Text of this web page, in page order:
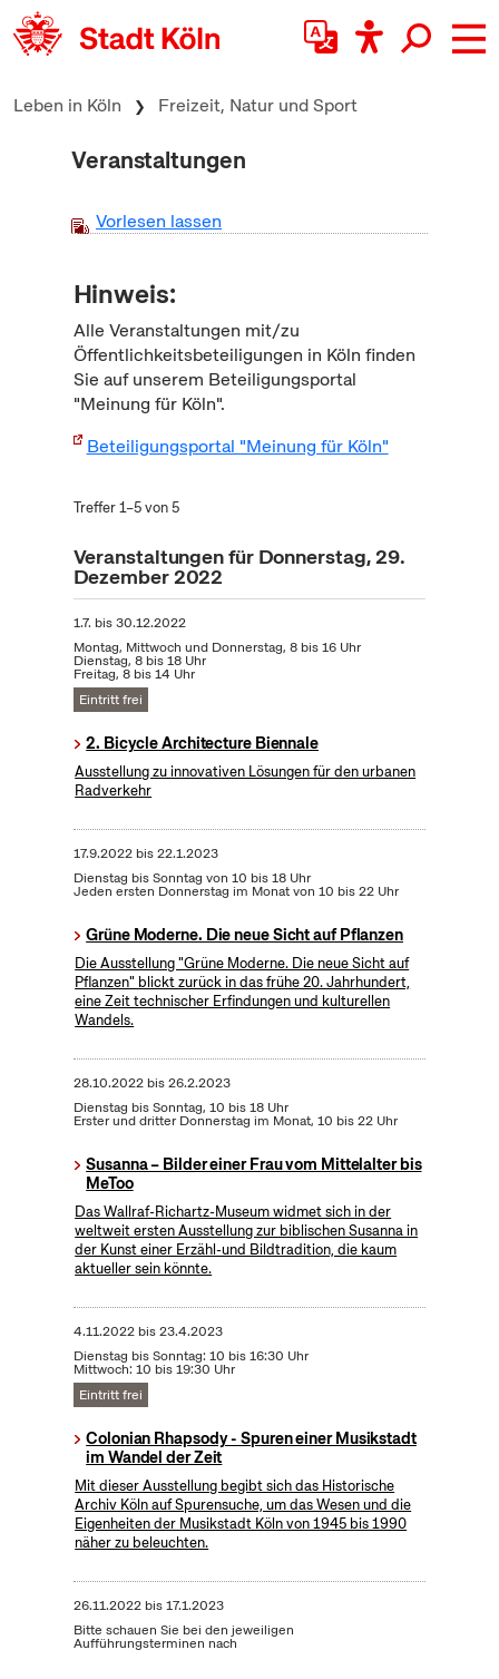
zum Inhalt springen
Leben in Köln Freizeit, Natur und Sport
Veranstaltungen
Vorlesen lassen
Hinweis:
Alle Veranstaltungen mit/zu
Öffentlichkeitsbeteiligungen in Köln finden
Sie auf unserem Beteiligungsportal
"Meinung für Köln".
Beteiligungsportal "Meinung für Köln"
Treffer 1–5 von 5
Veranstaltungen für Donnerstag, 29.
Dezember 2022
1.7. bis30.12.2022
Montag, Mittwoch und Donnerstag, 8 bis 16 Uhr
Dienstag, 8 bis 18 Uhr
Freitag, 8 bis 14 Uhr
Eintritt frei
2. Bicycle Architecture Biennale
Ausstellung zu innovativen Lösungen für den urbanen
Radverkehr
17.9.2022bis22.1.2023
Dienstag bis Sonntag von 10 bis 18 Uhr
Jeden ersten Donnerstag im Monat von 10 bis 22 Uhr
Grüne Moderne. Die neue Sicht auf Pflanzen
Die Ausstellung "Grüne Moderne. Die neue Sicht auf
Pflanzen" blickt zurück in das frühe 20. Jahrhundert,
eine Zeit technischer Erfindungen und kulturellen
Wandels.
28.10.2022bis26.2.2023
Dienstag bis Sonntag, 10 bis 18 Uhr
Erster und dritter Donnerstag im Monat, 10 bis 22 Uhr
Susanna – Bilder einer Frau vom Mittelalter bis
MeToo
Das Wallraf-Richartz-Museum widmet sich in der
weltweit ersten Ausstellung zur biblischen Susanna in
der Kunst einer Erzähl-und Bildtradition, die kaum
aktueller sein könnte.
4.11.2022bis23.4.2023
Dienstag bis Sonntag: 10 bis 16:30 Uhr
Mittwoch: 10 bis 19:30 Uhr
Eintritt frei
Colonian Rhapsody - Spuren einer Musikstadt
im Wandel der Zeit
Mit dieser Ausstellung begibt sich das Historische
Archiv Köln auf Spurensuche, um das Wesen und die
Eigenheiten der Musikstadt Köln von 1945 bis 1990
näher zu beleuchten.
26.11.2022bis17.1.2023
Bitte schauen Sie bei den jeweiligen
Aufführungsterminen nach